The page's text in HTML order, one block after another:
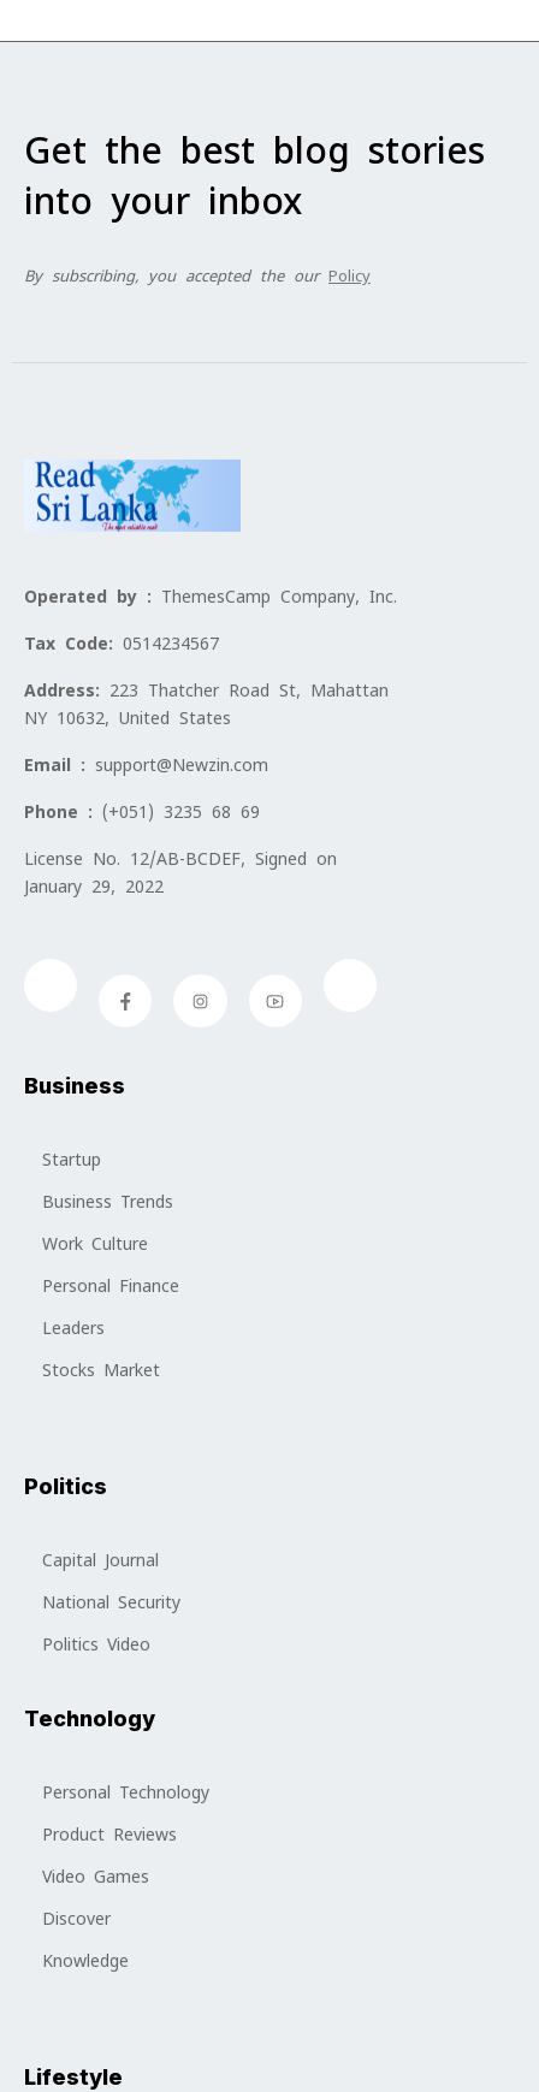
Get the best blog stories
into your inbox
By subscribing, you accepted the our Policy
Operated by : ThemesCamp Company, Inc.
Tax Code: 0514234567
Address: 223 Thatcher Road St, Mahattan
NY 10632, United States
Email : support@Newzin.com
Phone : (+051) 3235 68 69
License No. 12/AB-BCDEF, Signed on
January 29, 2022
Business
Startup
Business Trends
Work Culture
Personal Finance
Leaders
Stocks Market
Politics
Capital Journal
National Security
Politics Video
Technology
Personal Technology
Product Reviews
Video Games
Discover
Knowledge
Lifestyle